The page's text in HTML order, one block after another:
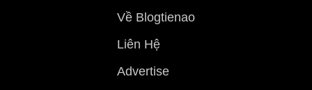
Về Blogtienao
Liên Hệ
Advertise